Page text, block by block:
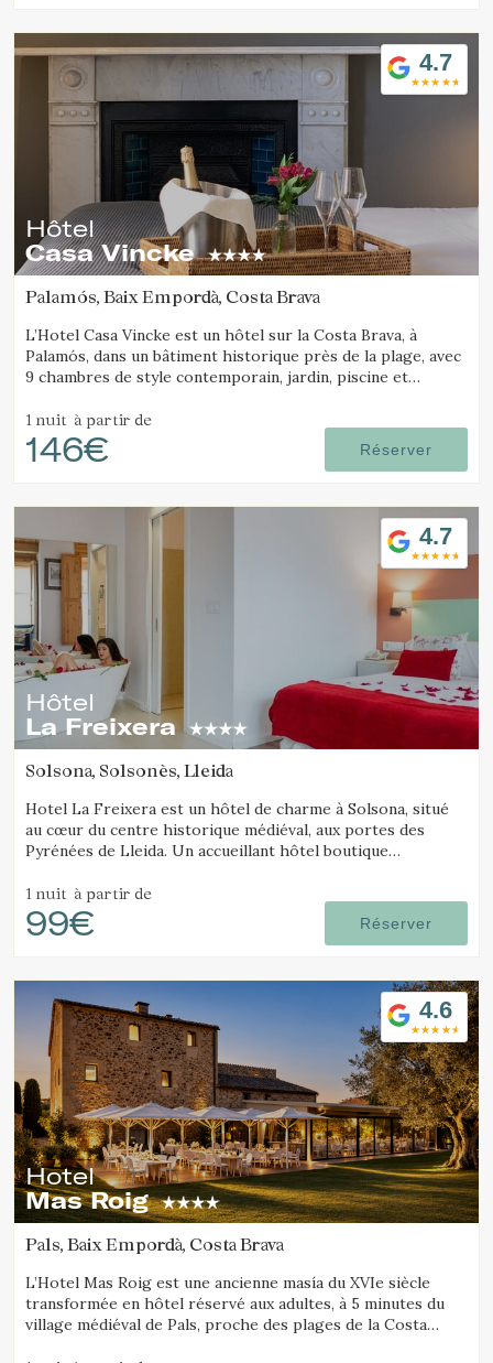
Gérer ma réservation
4.7
Hôtel
Casa Vincke
Palamós, Baix Empordà, Costa Brava
L’Hotel Casa Vincke est un hôtel sur la Costa Brava, à
Palamós, dans un bâtiment historique près de la plage, avec
9 chambres de style contemporain, jardin, piscine et
1 nuit à partir de
146€ Réserver
4.7
Hôtel
La Freixera
Solsona, Solsonès, Lleida
Hotel La Freixera est un hôtel de charme à Solsona, situé
au cœur du centre historique médiéval, aux portes des
Pyrénées de Lleida. Un accueillant hôtel boutique
atmosphère unique, avec des chambres équipées d'une
baignoire ou d'une cheminée.
1 nuit à partir de
99€ Réserver
4.6
Hotel
Mas Roig
Pals, Baix Empordà, Costa Brava
L’Hotel Mas Roig est une ancienne masía du XVIe siècle
transformée en hôtel réservé aux adultes, à 5 minutes du
village médiéval de Pals, proche des plages de la Costa